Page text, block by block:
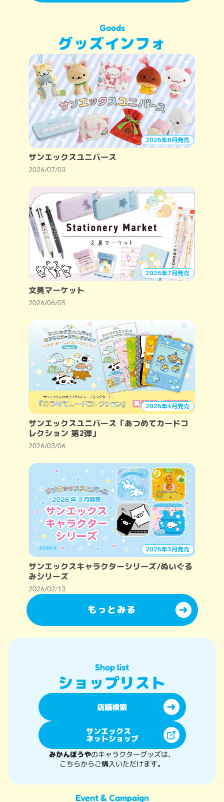
Goods
グッズインフォ
2026年8月発売
サンエックスユニバース
2026/07/03
2026年7月発売
文具マーケット
2026/06/05
2026年4月発売
サンエックスユニバース「あつめてカードコ
レクション 第2弾」
2026/03/06
2026年3月発売
サンエックスキャラクターシリーズ/ぬいぐる
みシリーズ
2026/02/13
もっとみる
Shop list
ショップリスト
店舗検索
サンエックス
ネットショップ
みかんぼうやのキャラクター︎グッズは、
こちらからご購入いただけます。
Event & Campaign